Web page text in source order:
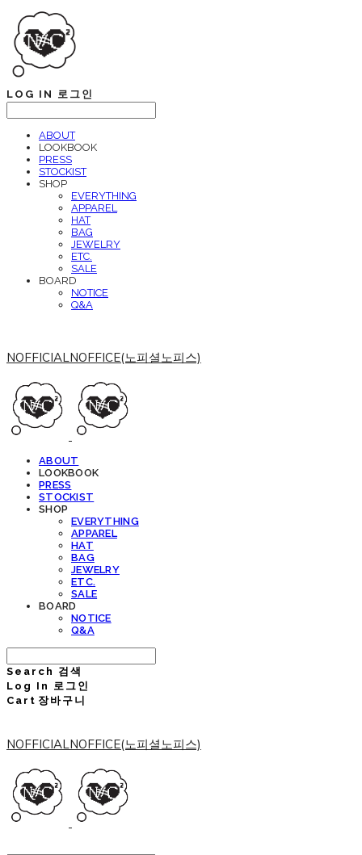
LOG IN 로그인
ABOUT
LOOKBOOK
PRESS
STOCKIST
SHOP
EVERYTHING
APPAREL
HAT
BAG
JEWELRY
ETC.
SALE
BOARD
NOTICE
Q&A
NOFFICIALNOFFICE(노피셜노피스)
ABOUT
LOOKBOOK
PRESS
STOCKIST
SHOP
EVERYTHING
APPAREL
HAT
BAG
JEWELRY
ETC.
SALE
BOARD
NOTICE
Q&A
Search 검색
Log In 로그인
Cart 장바구니
NOFFICIALNOFFICE(노피셜노피스)